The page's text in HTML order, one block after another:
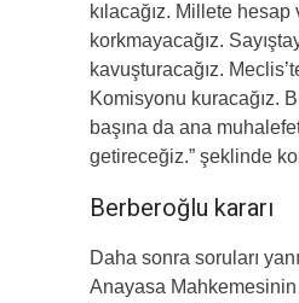
kılacağız. Millete hesap
korkmayacağız.
kavuşturacağız.
Komisyonu kuracağız.
başına da ana
getireceğiz.” şeklinde
Berberoğlu kararı
Daha sonra soruları
Anayasa